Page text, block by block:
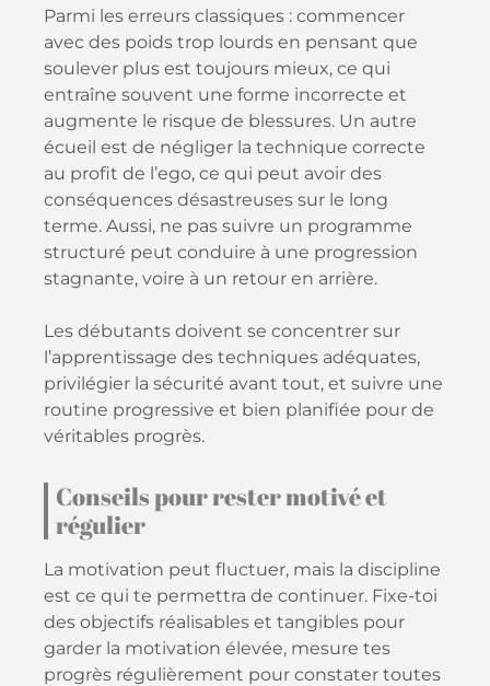
Parmi les erreurs classiques : commencer
avec des poids trop lourds en pensant que
soulever plus est toujours mieux, ce qui
entraîne souvent une forme incorrecte et
augmente le risque de blessures. Un autre
écueil est de négliger la technique correcte
au profit de l’ego, ce qui peut avoir des
conséquences désastreuses sur le long
terme. Aussi, ne pas suivre un programme
structuré peut conduire à une progression
stagnante, voire à un retour en arrière.
Les débutants doivent se concentrer sur
l’apprentissage des techniques adéquates,
privilégier la sécurité avant tout, et suivre une
routine progressive et bien planifiée pour de
véritables progrès.
Conseils pour rester motivé et
régulier
La motivation peut fluctuer, mais la discipline
est ce qui te permettra de continuer. Fixe-toi
des objectifs réalisables et tangibles pour
garder la motivation élevée, mesure tes
progrès régulièrement pour constater toutes